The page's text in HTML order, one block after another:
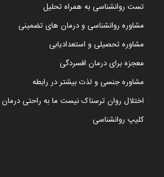
تست روانشناسی به همراه تحلیل
مشاوره روانشناسی و درمان های تضمینی
مشاوره تحصیلی و استعدادیابی
معجزه برای درمان افسردگی
مشاوره جنسی و لذت بیشتر در رابطه
اختلال روان ترسناک نیست ما به راحتی
کلیپ روانشناسی